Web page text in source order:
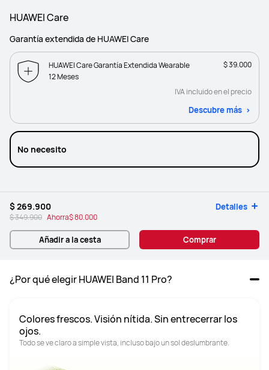
HUAWEI Care
Garantía extendida de HUAWEI Care
HUAWEI Care Garantía Extendida Wearable
12 Meses
$ 39.000
IVA incluido en el precio
Descubre más
No necesito
$ 269.900 Detalles
$ 349.900 Ahorra$ 80.000
Añadir a la cesta Comprar
¿Por qué elegir HUAWEI Band 11 Pro?
Colores frescos. Visión nítida. Sin entrecerrar los
ojos.
Todo se ve claro a simple vista, incluso bajo un sol deslumbrante.